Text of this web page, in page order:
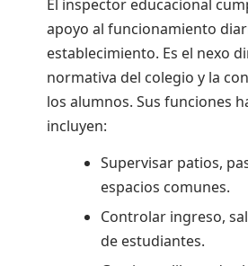
El inspector educacional
apoyo al funcionamiento
establecimiento. Es el nexo
normativa del colegio y la
los alumnos. Sus funciones
incluyen:
Supervisar patios,
espacios comunes.
Controlar ingreso,
de estudiantes.